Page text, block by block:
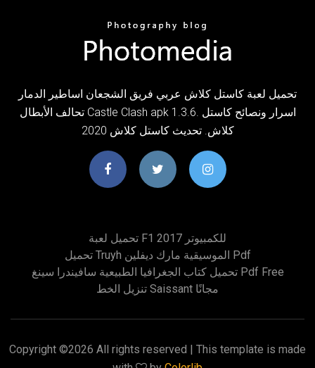
تحميل لعبة كاستل كلاش عربي فريق الشجعان اساطير الدمار
تحالف الأبطال Castle Clash apk 1.3.6. اسرار ونصائح كاستل
كلاش. تحديث كاستل كلاش 2020
تحميل لعبة F1 2017 للكمبيوتر
تحميل Truyh الموسيقية مارك ديفلين Pdf
تحميل كتاب الجغرافيا الطبيعية سافيندرا سينغ Pdf Free
تنزيل الخط Saissant مجانًا
Copyright ©2026 All rights reserved | This template is made